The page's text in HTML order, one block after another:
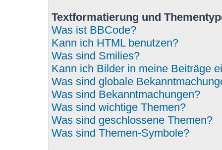
Textformatierung und
Was ist BBCode?
Kann ich HTML benutzen?
Was sind Smilies?
Kann ich Bilder in meine Beiträge
Was sind globale
Was sind Bekanntmachungen?
Was sind wichtige Themen?
Was sind geschlossene Themen?
Was sind Themen-Symbole?